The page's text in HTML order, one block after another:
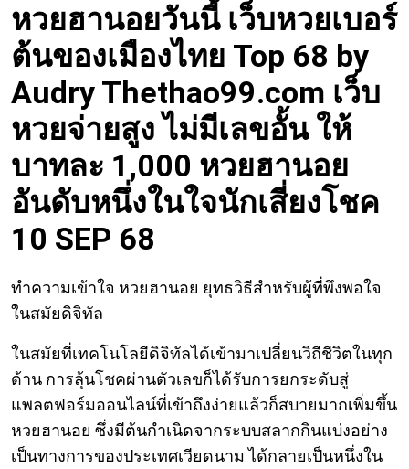
หวยฮานอยวันนี้ เว็บหวยเบอร์
ต้นของเมืองไทย Top 68 by
Audry Thethao99.com เว็บ
หวยจ่ายสูง ไม่มีเลขอั้น ให้
บาทละ 1,000 หวยฮานอย
อันดับหนึ่งในใจนักเสี่ยงโชค
10 SEP 68
ทำความเข้าใจ หวยฮานอย ยุทธวิธีสำหรับผู้ที่พึงพอใจ
ในสมัยดิจิทัล
ในสมัยที่เทคโนโลยีดิจิทัลได้เข้ามาเปลี่ยนวิถีชีวิตในทุก
ด้าน การลุ้นโชคผ่านตัวเลขก็ได้รับการยกระดับสู่
แพลตฟอร์มออนไลน์ที่เข้าถึงง่ายแล้วก็สบายมากเพิ่มขึ้น
หวยฮานอย ซึ่งมีต้นกำเนิดจากระบบสลากกินแบ่งอย่าง
เป็นทางการของประเทศเวียดนาม ได้กลายเป็นหนึ่งใน